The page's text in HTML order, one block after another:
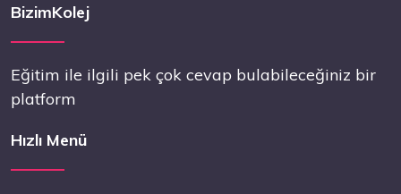
BizimKolej
Eğitim ile ilgili pek çok cevap bulabileceğiniz bir
platform
Hızlı Menü